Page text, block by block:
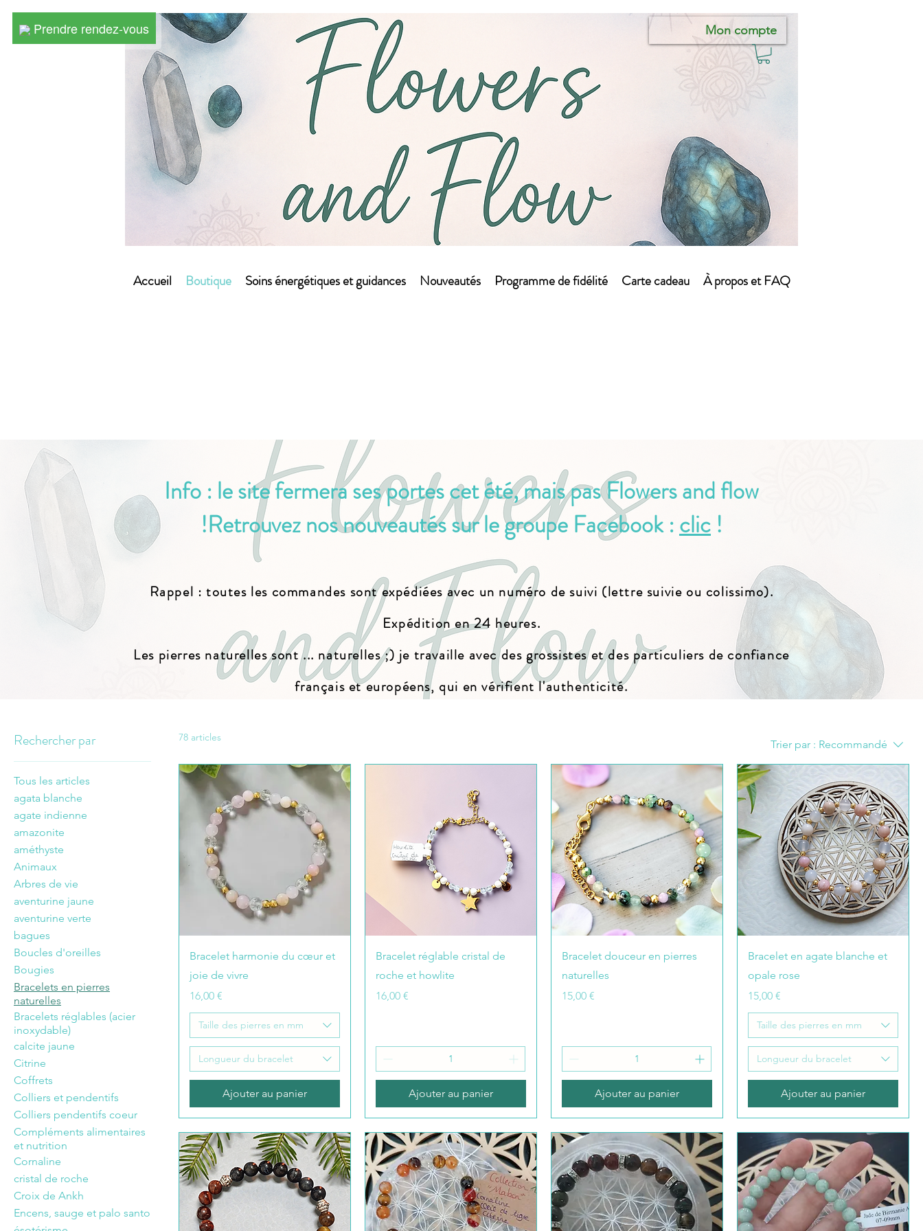
Prendre rendez-vous Mon compte
Accueil Boutique Soins énergétiques et guidances Nouveautés Programme de fidélité Carte cadeau À propos et FAQ
Info : le site fermera ses portes cet été,mais pas Flowers and flow
!Retrouvez nos nouveautés sur le groupe Facebook :clic !
Rappel : toutes les commandes sont expédiées avec un numéro de suivi (lettre suivie ou colissimo).
Expédition en 24 heures.
Les pierres naturelles sont ... naturelles ;) je travaille avec des grossistes et des particuliers de confiance
français et européens, qui en vérifient l'authenticité.
Rechercher par
Tous les articles
agata blanche
agate indienne
amazonite
améthyste
Animaux
Arbres de vie
aventurine jaune
aventurine verte
bagues
Boucles d'oreilles
Bougies
Bracelets en pierres
naturelles
Bracelets réglables (acier
inoxydable)
calcite jaune
Citrine
Coffrets
Colliers et pendentifs
Colliers pendentifs coeur
Compléments alimentaires
et nutrition
Cornaline
cristal de roche
Croix de Ankh
Encens, sauge et palo santo
78 articles
Trier par : Recommandé
Bracelet harmonie du cœur et
joie de vivre
Prix
16,00 €
Taille des pierres en mm
Longueur du bracelet
Ajouter au panier
Bracelet réglable cristal de
roche et howlite
Prix
16,00 €
Ajouter au panier
Bracelet douceur en pierres
naturelles
Prix
15,00 €
Ajouter au panier
Bracelet en agate blanche et
opale rose
Prix
15,00 €
Taille des pierres en mm
Longueur du bracelet
Ajouter au panier
Prendre rendez-vous